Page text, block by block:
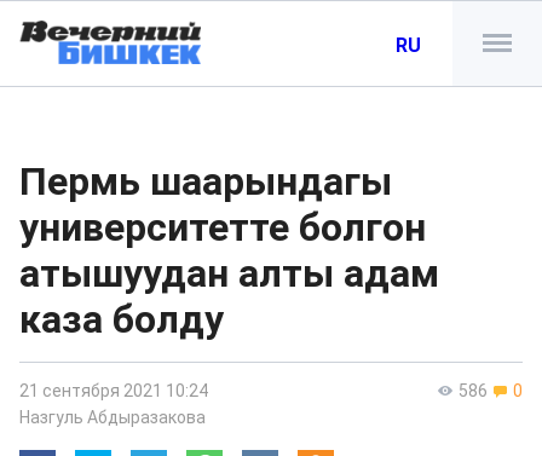
RU
Пермь шаарындагы
университетте болгон
атышуудан алты адам
каза болду
586 0
21 сентября 2021 10:24
Назгуль Абдыразакова